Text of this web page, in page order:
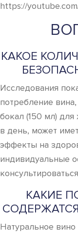
https://
КАКОЕ
Исследования
потребление
бокал (150 мл)
в день, может
эффекты на
индивидуальные
КАКИЕ
Натуральное